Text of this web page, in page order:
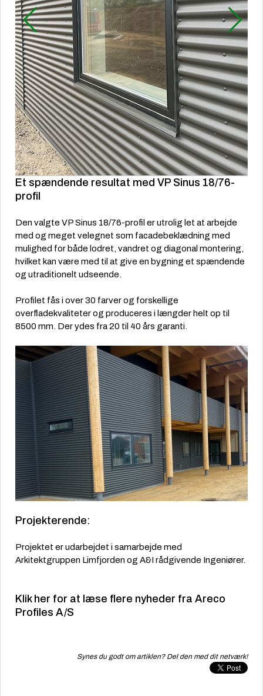
Et spændende resultat med VP Sinus 18/76-
profil
Den valgte VP Sinus 18/76-profil er utrolig let at arbejde
med og meget velegnet som facadebeklædning med
mulighed for både lodret, vandret og diagonal montering,
hvilket kan være med til at give en bygning et spændende
og utraditionelt udseende.
Profilet fås i over 30 farver og forskellige
overfladekvaliteter og produceres i længder helt op til
8500 mm. Der ydes fra 20 til 40 års garanti.
Projekterende:
Projektet er udarbejdet i samarbejde med
Arkitektgruppen Limfjorden og A&I rådgivende Ingeniører.
Klik her for at læse flere nyheder fra Areco
Profiles A/S
Synes du godt om artiklen? Del den med dit netværk!